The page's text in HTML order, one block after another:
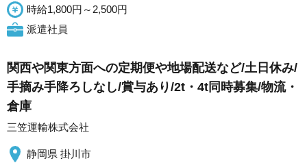
時給1,800円～2,500円
派遣社員
関西や関東方面への定期便や地場配送など/土日休み/
手摘み手降ろしなし/賞与あり/2t・4t同時募集/物流・
倉庫
三笠運輸株式会社
静岡県 掛川市